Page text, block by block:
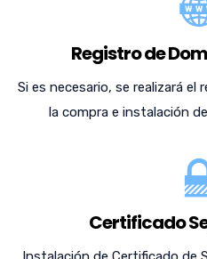
Registro de
Si es necesario, se realizará
la compra e instalación
Certificado